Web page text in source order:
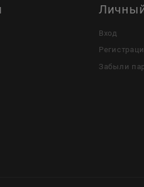
Вход
Забыли